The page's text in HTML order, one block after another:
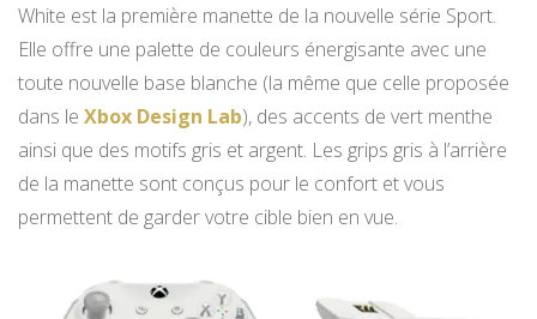
White est la première manette de la nouvelle série Sport.
Elle offre une palette de couleurs énergisante avec une
toute nouvelle base blanche (la même que celle proposée
dans le Xbox Design Lab), des accents de vert menthe
ainsi que des motifs gris et argent. Les grips gris à l’arrière
de la manette sont conçus pour le confort et vous
permettent de garder votre cible bien en vue.